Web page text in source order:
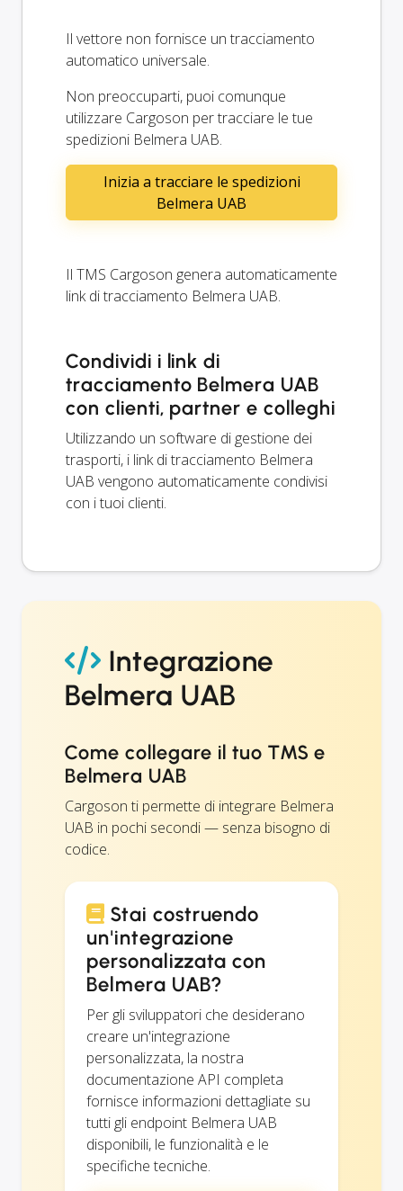
Il vettore non fornisce un tracciamento
automatico universale.
Non preoccuparti, puoi comunque
utilizzare Cargoson per tracciare le tue
spedizioni Belmera UAB.
Inizia a tracciare le spedizioni
Belmera UAB
Il TMS Cargoson genera automaticamente
link di tracciamento Belmera UAB.
Condividi i link di
tracciamento Belmera UAB
con clienti, partner e colleghi
Utilizzando un software di gestione dei
trasporti, i link di tracciamento Belmera
UAB vengono automaticamente condivisi
con i tuoi clienti.
Integrazione
Belmera UAB
Come collegare il tuo TMS e
Belmera UAB
Cargoson ti permette di integrare Belmera
UAB in pochi secondi — senza bisogno di
codice.
Stai costruendo
un'integrazione
personalizzata con
Belmera UAB?
Per gli sviluppatori che desiderano
creare un'integrazione
personalizzata, la nostra
documentazione API completa
fornisce informazioni dettagliate su
tutti gli endpoint Belmera UAB
disponibili, le funzionalità e le
specifiche tecniche.